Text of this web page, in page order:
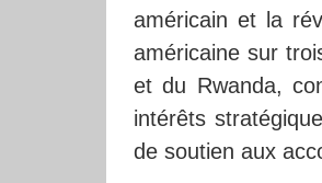
américain et la
américaine sur
et du Rwanda,
intérêts
de soutien aux